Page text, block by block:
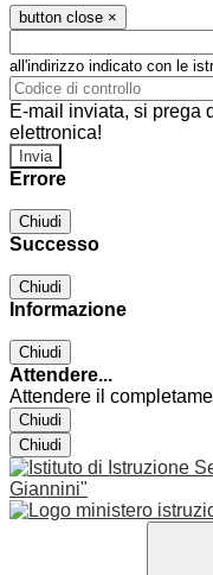
button close ×
all'indirizzo indicato con le
E-mail inviata, si prega
elettronica!
Errore
Chiudi
Successo
Chiudi
Informazione
Chiudi
Attendere...
Attendere il
Chiudi
Chiudi